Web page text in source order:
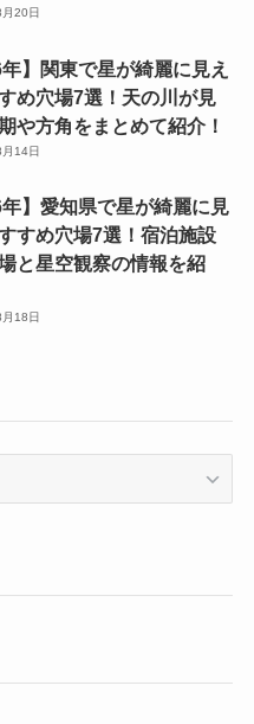
20日
年】関東で星が綺麗に見え
め穴場7選！天の川が見
や方角をまとめて紹介！
14日
年】愛知県で星が綺麗に見
すめ穴場7選！宿泊施設
と星空観察の情報を紹
18日